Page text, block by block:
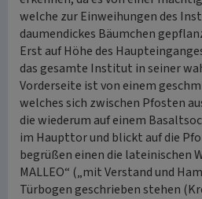
welche zur Einweihungen des
daumendickes Bäumchen
Erst auf Höhe des
das gesamte Institut in seiner
Vorderseite ist von einem
welches sich zwischen Pfosten
die wiederum auf einem
im Haupttor und blickt auf die
begrüßen einen die lateinischen
MALLEO“ („mit Verstand und
Türbogen geschrieben stehen